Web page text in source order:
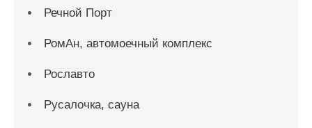
Речной Порт
РомАн, автомоечный комплекс
Рославто
Русалочка, сауна